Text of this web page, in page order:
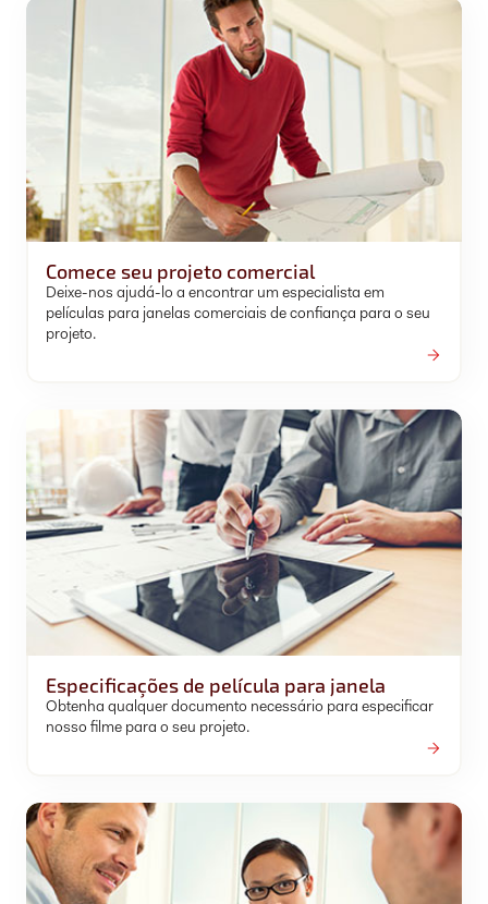
Comece seu projeto comercial
Deixe-nos ajudá-lo a encontrar um especialista em
películas para janelas comerciais de confiança para o seu
projeto.
Especificações de película para janela
Obtenha qualquer documento necessário para especificar
nosso filme para o seu projeto.